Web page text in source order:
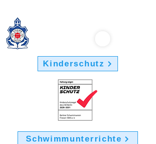
Kinderschutz
Schwimmunterrichte